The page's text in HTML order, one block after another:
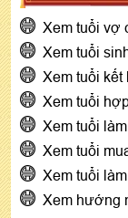
Xem tuổi vợ
Xem tuổi
Xem tuổi kết
Xem tuổi
Xem tuổi
Xem tuổi
Xem tuổi
Xem hướng